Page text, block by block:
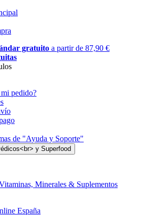
gratuito a partir de 87,90 €
pedido?
de "Ayuda y Soporte"
Minerales & Suplementos